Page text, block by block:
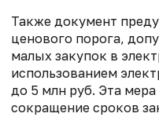
Также документ
ценового порога,
малых закупок в
использованием
до 5 млн руб. Эта
сокращение сроков